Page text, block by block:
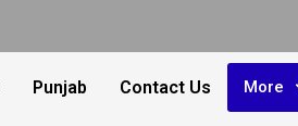
Punjab Contact Us More